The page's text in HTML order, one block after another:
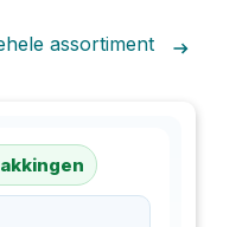
assortiment